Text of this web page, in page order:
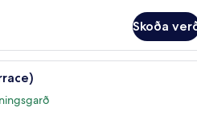
Skoða
Suite (Garden Terrace) | Stofa